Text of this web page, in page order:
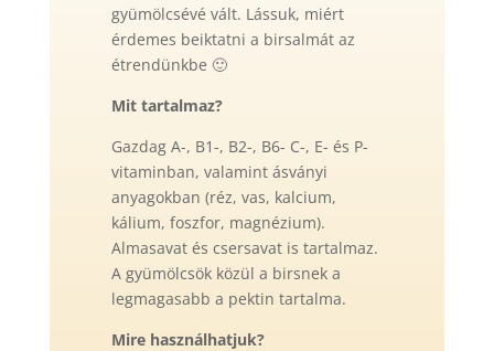
gyümölcsévé vált. Lássuk, miért
érdemes beiktatni a birsalmát az
étrendünkbe 🙂
Mit tartalmaz?
Gazdag A-, B1-, B2-, B6- C-, E- és P-
vitaminban, valamint ásványi
anyagokban (réz, vas, kalcium,
kálium, foszfor, magnézium).
Almasavat és csersavat is tartalmaz.
A gyümölcsök közül a birsnek a
legmagasabb a pektin tartalma.
Mire használhatjuk?